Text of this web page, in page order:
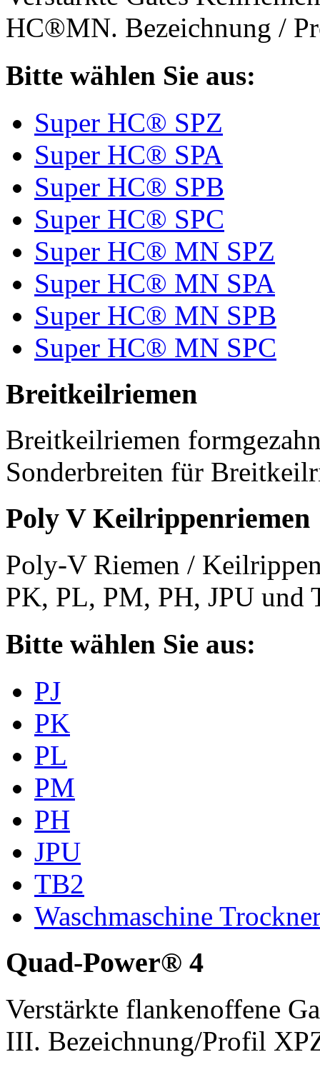
HC®MN. Bezeichnung /
Bitte wählen Sie aus:
Super HC® SPZ
Super HC® SPA
Super HC® SPB
Super HC® SPC
Super HC® MN SPZ
Super HC® MN SPA
Super HC® MN SPB
Super HC® MN SPC
Breitkeilriemen
Breitkeilriemen
Sonderbreiten für
Poly V Keilrippenriemen
Poly-V Riemen /
PK, PL, PM, PH, JPU und
Bitte wählen Sie aus:
PJ
PK
PL
PM
PH
JPU
TB2
Waschmaschine
Quad-Power® 4
Verstärkte flankenoffene
III. Bezeichnung/Profil